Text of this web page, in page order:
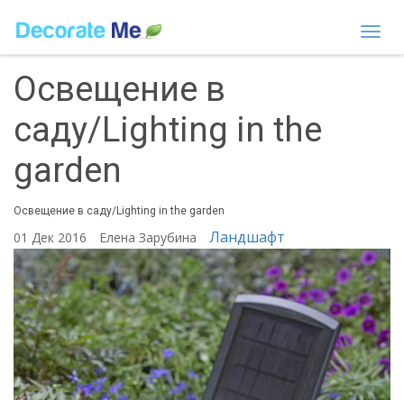
Освещение в
саду/Lighting in the
garden
Освещение в саду/Lighting in the garden
01 Дек 2016 Елена Зарубина Ландшафт